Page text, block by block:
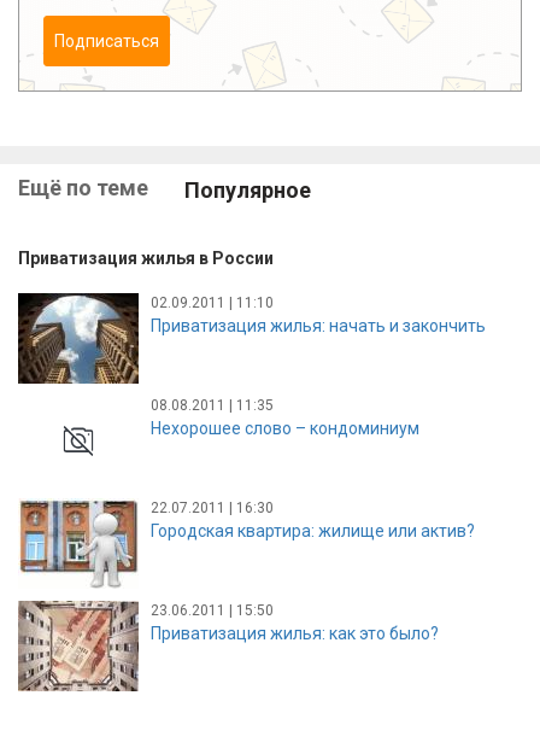
Подписаться
Ещё по теме Популярное
Приватизация жилья в России
02.09.2011 | 11:10
Приватизация жилья: начать и закончить
08.08.2011 | 11:35
Нехорошее слово – кондоминиум
22.07.2011 | 16:30
Городская квартира: жилище или актив?
23.06.2011 | 15:50
Приватизация жилья: как это было?